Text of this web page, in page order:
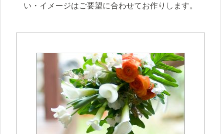
い・イメージはご要望に合わせてお作りします。